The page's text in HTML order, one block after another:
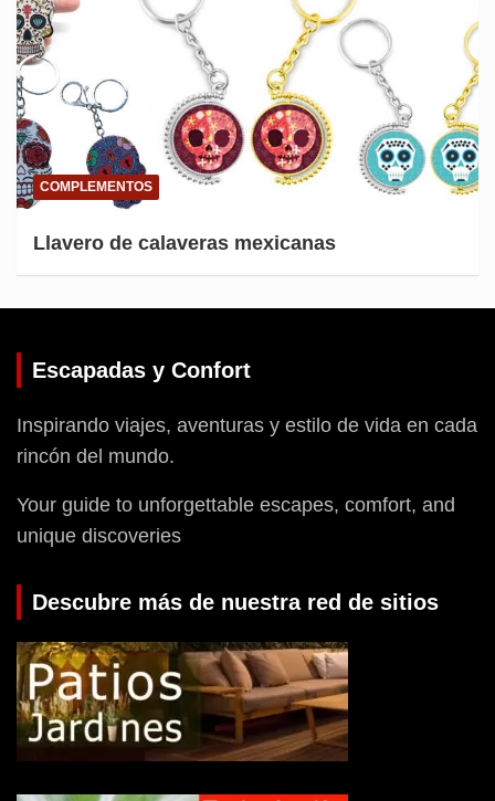
COMPLEMENTOS
Llavero de calaveras mexicanas
Escapadas y Confort
Inspirando viajes, aventuras y estilo de vida en cada
rincón del mundo.
Your guide to unforgettable escapes, comfort, and
unique discoveries
Descubre más de nuestra red de sitios